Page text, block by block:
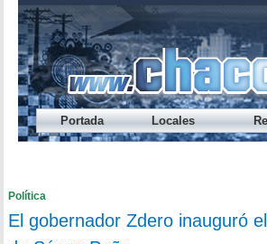
Portada Locales
Política
El gobernador Zdero inauguró